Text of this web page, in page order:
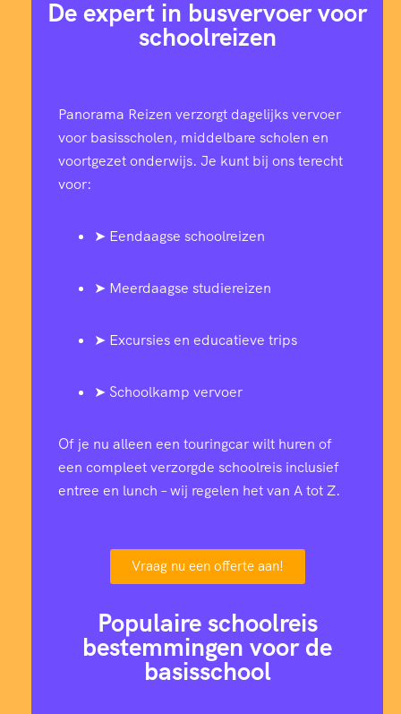
De expert in busvervoer voor
schoolreizen
Panorama Reizen verzorgt dagelijks vervoer
voor basisscholen, middelbare scholen en
voortgezet onderwijs. Je kunt bij ons terecht
voor:
➤ Eendaagse schoolreizen
➤ Meerdaagse studiereizen
➤ Excursies en educatieve trips
➤ Schoolkamp vervoer
Of je nu alleen een touringcar wilt huren of
een compleet verzorgde schoolreis inclusief
entree en lunch – wij regelen het van A tot Z.
Vraag nu een offerte aan!
Populaire schoolreis
bestemmingen voor de
basisschool